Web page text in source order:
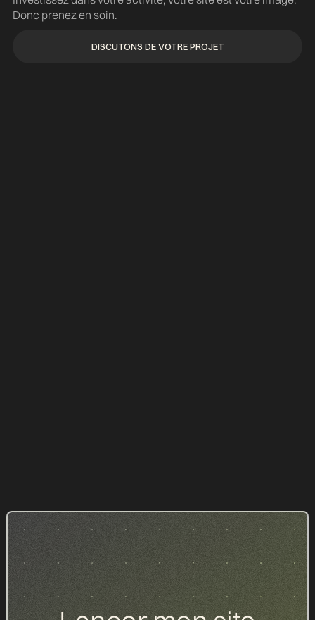
Donc prenez en soin.
DISCUTONS DE VOTRE PROJET